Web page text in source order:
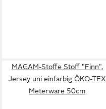
MAGAM-Stoffe Stoff "Finn",
Jersey uni einfarbig ÖKO-TEX
Meterware 50cm